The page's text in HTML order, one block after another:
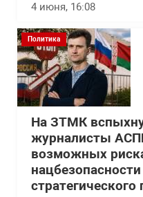
4 июня, 16:08
Политика
На ЗТМК
журналисты
возможных